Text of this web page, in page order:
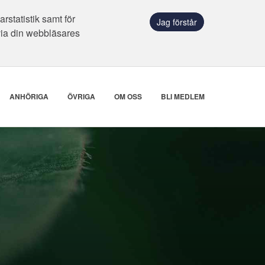
samt för
din webbläsares
Jag förstår
ANHÖRIGA ÖVRIGA OM OSS BLI MEDLEM